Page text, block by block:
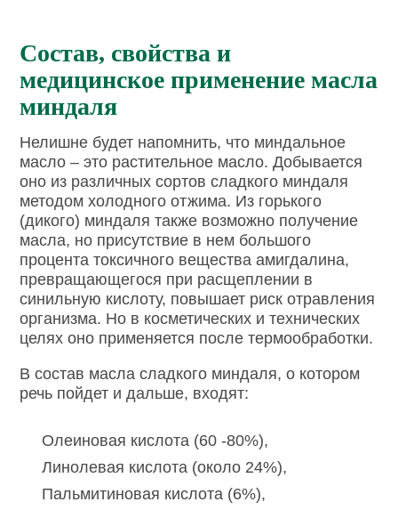
Состав, свойства и
медицинское применение масла
миндаля
Нелишне будет напомнить, что миндальное
масло – это растительное масло. Добывается
оно из различных сортов сладкого миндаля
методом холодного отжима. Из горького
(дикого) миндаля также возможно получение
масла, но присутствие в нем большого
процента токсичного вещества амигдалина,
превращающегося при расщеплении в
синильную кислоту, повышает риск отравления
организма. Но в косметических и технических
целях оно применяется после термообработки.
В состав масла сладкого миндаля, о котором
речь пойдет и дальше, входят:
Олеиновая кислота (60 -80%),
Линолевая кислота (около 24%),
Пальмитиновая кислота (6%),